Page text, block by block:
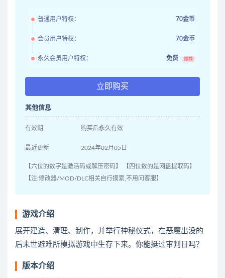
普通用户特权： 70金币
会员用户特权： 70金币
永久会员用户特权： 免费 推荐
立即购买
其他信息
有效期 购买后永久有效
最近更新 2024年02月05日
【六位的数字是激活码或解压密码】 【四位数的是网盘提取码】
【注:修改器/MOD/DLC相关自行摸索,不用问客服】
游戏介绍
展开建造、清理、制作，并举行神秘仪式，在恶魔出没的
后末世避难所模拟游戏中生存下来。你能挺过审判日吗？
版本介绍